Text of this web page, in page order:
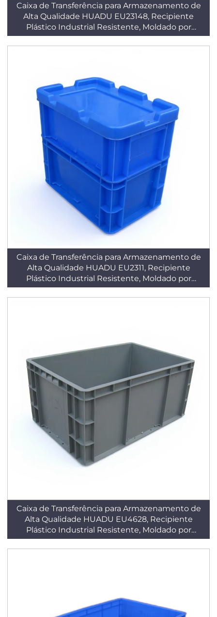
Caixa de Transferência para Armazenamento de
Alta Qualidade HUADU EU23148, Recipiente
Plástico Industrial Resistente, Moldado por
Injeção em PP
Caixa de Transferência para Armazenamento de
Alta Qualidade HUADU EU2311, Recipiente
Plástico Industrial Resistente, Moldado por
Injeção em PP
Caixa de Transferência para Armazenamento de
Alta Qualidade HUADU EU4628, Recipiente
Plástico Industrial Resistente, Moldado por
Injeção em HDPE